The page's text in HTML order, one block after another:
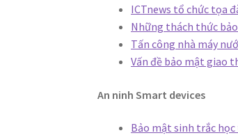
ICTnews tổ chức tọa
Những thách thức
Tấn công nhà máy
Vấn đề bảo mật giao
An ninh Smart devices
Bảo mật sinh trắc